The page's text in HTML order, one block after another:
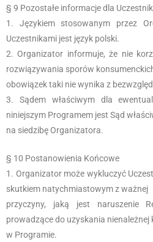
§ 9 Pozostałe informacje dla
Językiem stosowanym przez
Uczestnikami jest język polski.
Organizator informuje, że nie
rozwiązywania sporów
obowiązek taki nie wynika z
Sądem właściwym dla
niniejszym Programem jest Sąd
na siedzibę Organizatora.
§ 10 Postanowienia Końcowe
Organizator może wykluczyć
skutkiem natychmiastowym z ważnej
przyczyny, jaką jest naruszenie
prowadzące do uzyskania nienależnej
w Programie.